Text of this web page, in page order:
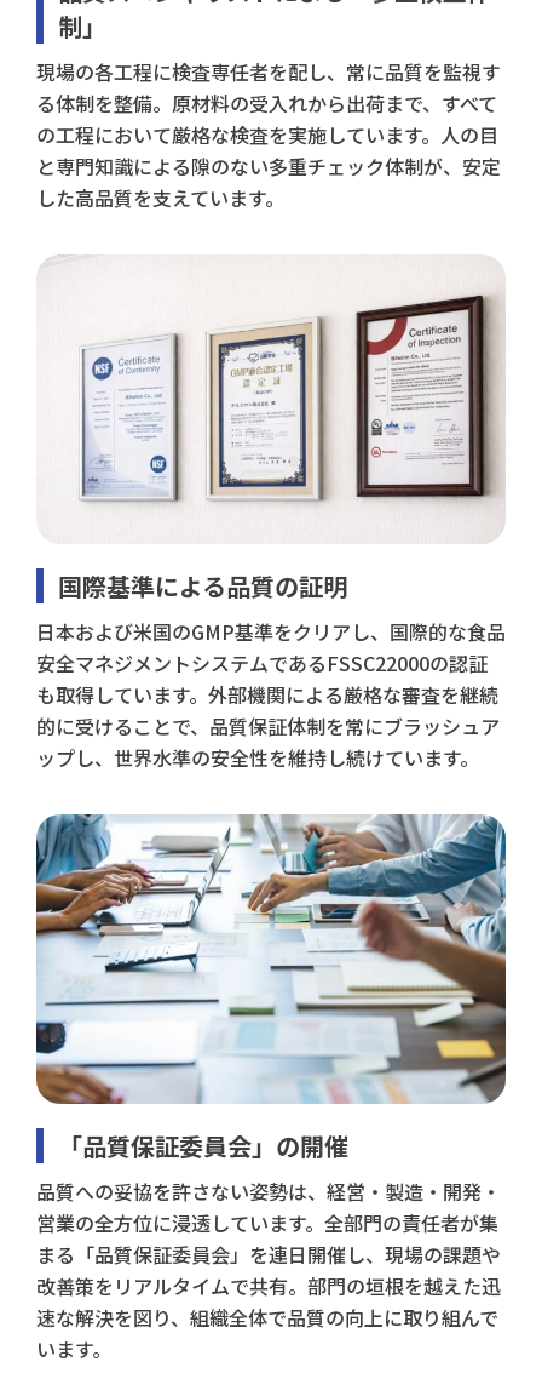
制」
現場の各工程に検査専任者を配し、常に品質を監視す
る体制を整備。原材料の受入れから出荷まで、すべて
の工程において厳格な検査を実施しています。人の目
と専門知識による隙のない多重チェック体制が、安定
した高品質を支えています。
国際基準による品質の証明
日本および米国のGMP基準をクリアし、国際的な食品
安全マネジメントシステムであるFSSC22000の認証
も取得しています。外部機関による厳格な審査を継続
的に受けることで、品質保証体制を常にブラッシュア
ップし、世界水準の安全性を維持し続けています。
「品質保証委員会」の開催
品質への妥協を許さない姿勢は、経営・製造・開発・
営業の全方位に浸透しています。全部門の責任者が集
まる「品質保証委員会」を連日開催し、現場の課題や
改善策をリアルタイムで共有。部門の垣根を越えた迅
速な解決を図り、組織全体で品質の向上に取り組んで
います。